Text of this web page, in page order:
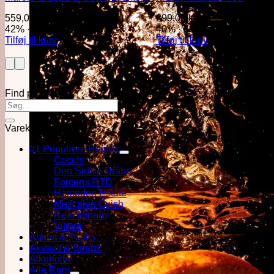
559,00
42%·
Tilføj til kurv
299,00kr.
40%·70cl
Tilføj til kurv
Find produkt
Varekategorier
#1 Populære Brands
Cocchi
Den Sidste Dråbe
Forcens RTD
Hampden Estate
Mezcales Cuish
Real Minero
Vittore
Absint & Pastis
Akvavit & Snaps
Alkoholfri
Alle Rom